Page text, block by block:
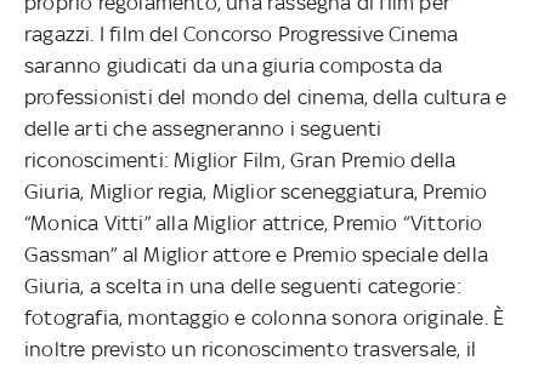
ragazzi. I film del Concorso Progressive Cinema
saranno giudicati da una giuria composta da
professionisti del mondo del cinema, della cultura e
delle arti che assegneranno i seguenti
riconoscimenti: Miglior Film, Gran Premio della
Giuria, Miglior regia, Miglior sceneggiatura, Premio
“Monica Vitti” alla Miglior attrice, Premio “Vittorio
Gassman” al Miglior attore e Premio speciale della
Giuria, a scelta in una delle seguenti categorie:
fotografia, montaggio e colonna sonora originale. È
inoltre previsto un riconoscimento trasversale, il